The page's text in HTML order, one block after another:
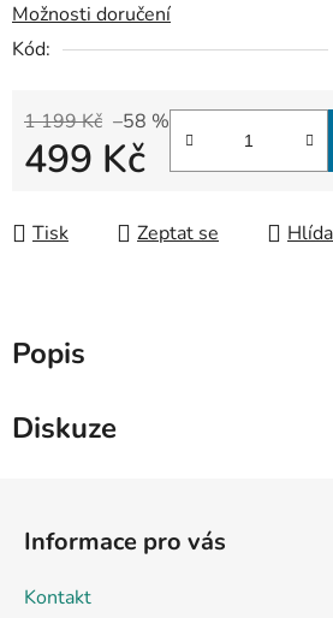
Možnosti doručení
Kód:
1 199 Kč –58 %
499 Kč
Tisk Zeptat se
Popis
Diskuze
Informace pro vás
Kontakt